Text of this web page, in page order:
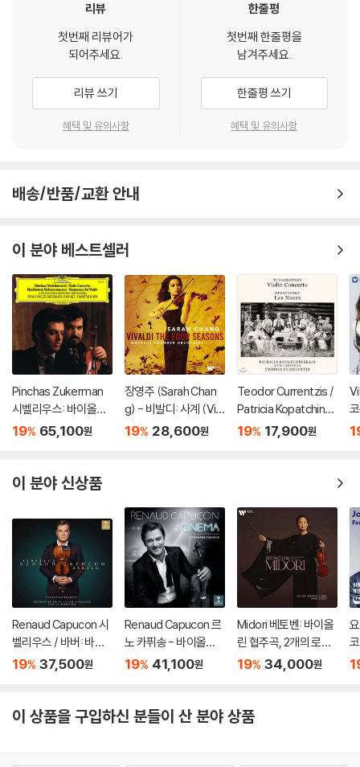
리뷰
첫번째 리뷰어가
되어주세요.
리뷰 쓰기
혜택 및 유의사항
한줄평
첫번째 한줄평을
남겨주세요.
한줄평 쓰기
혜택 및 유의사항
배송/반품/교환 안내
이 분야 베스트셀러
Pinchas Zukerman
시벨리우스: 바이올린
협주곡 / 베토벤: 로망
n: Romances For) [L
19% 65,100원
장영주 (Sarah Chan
g) - 비발디: 사계 (Viv
aldi: The Four Seaso
19% 28,600원
Teodor Currentzis /
Patricia Kopatchinsk
aja 차이코프스키: 바이
19% 17,900원
이 분야 신상품
Renaud Capucon 시
벨리우스 / 바버: 바이
올린 협주곡 (Sibelius
d]
19% 37,500원
Renaud Capucon 르
노 카퓌송 - 바이올린
으로 연주한 영화음악
19% 41,100원
Midori 베토벤: 바이올
린 협주곡, 2개의 로망
스 - 미도리 (Beethov
[UHQCD]
19% 34,000원
이 상품을 구입하신 분들이 산 분야 상품